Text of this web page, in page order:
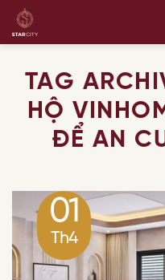
Skip
TAG
HỘ
ĐỂ AN
01
Th4